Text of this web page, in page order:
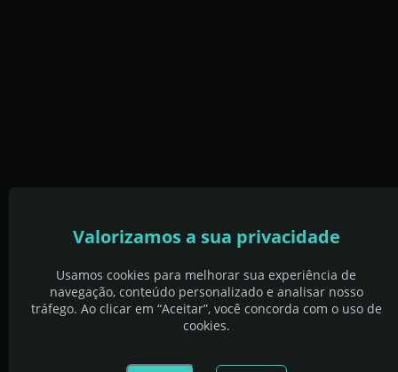
Valorizamos a sua privacidade
Usamos cookies para melhorar sua experiência de
navegação, conteúdo personalizado e analisar nosso
tráfego. Ao clicar em “Aceitar”, você concorda com o uso de
cookies.